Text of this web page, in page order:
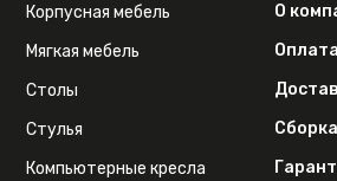
Корпусная мебель
Мягкая мебель
Столы
Стулья
Компьютерные кресла
О
Оплата
Сборка